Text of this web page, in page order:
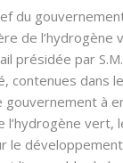
du
de
présidée par
contenues dans
gouvernement
l’hydrogène
le